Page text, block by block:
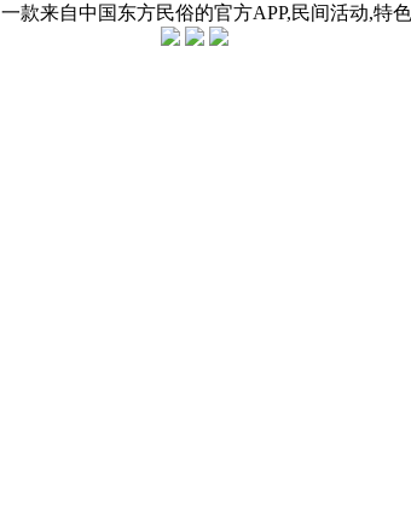
一款来自中国东方民俗的官方APP,民间活动,特